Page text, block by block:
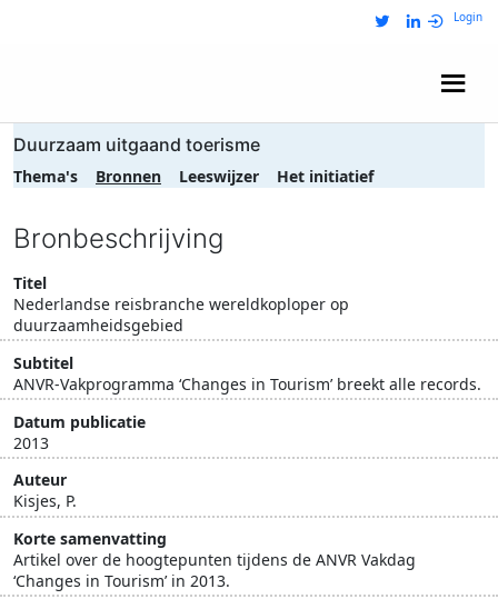
Login
Duurzaam uitgaand toerisme
Thema's Bronnen Leeswijzer Het initiatief
Bronbeschrijving
Titel
Nederlandse reisbranche wereldkoploper op
duurzaamheidsgebied
Subtitel
ANVR-Vakprogramma ‘Changes in Tourism’ breekt alle records.
Datum publicatie
2013
Auteur
Kisjes, P.
Korte samenvatting
Artikel over de hoogtepunten tijdens de ANVR Vakdag
‘Changes in Tourism’ in 2013.